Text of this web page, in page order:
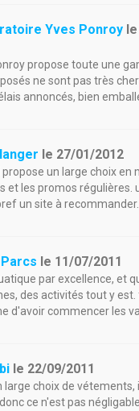
Yves Ponroy le
propose toute une
ne sont pas très
annoncés, bien
le 27/01/2012
un large choix
et les promos régulières.
un site à recommander.
le 11/07/2011
par excellence, et
des activités tout y
d'avoir commencer les
le 22/09/2011
large choix de
ce n'est pas